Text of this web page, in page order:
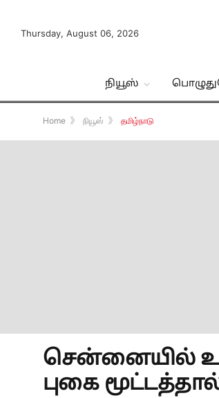
Thursday, August 06, 2026
நியூஸ்
Home 》 நியூஸ் 》 தமிழ்நாடு
சென்னையில்
புகை